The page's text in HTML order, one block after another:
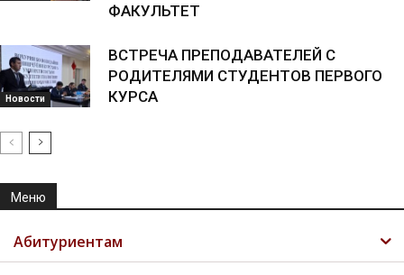
ФАКУЛЬТЕТ
Новости
ВСТРЕЧА ПРЕПОДАВАТЕЛЕЙ С
РОДИТЕЛЯМИ СТУДЕНТОВ ПЕРВОГО
КУРСА
Меню
Абитуриентам